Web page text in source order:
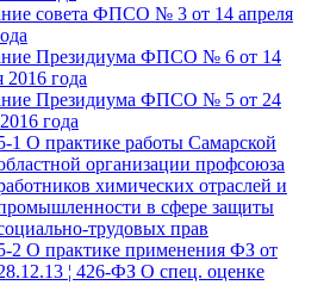
совета ФПСО № 3 от 14 апреля
Президиума ФПСО № 6 от 14
2016 года
Президиума ФПСО № 5 от 24
года
1 О практике работы Самарской
организации профсоюза
химических отраслей и
в сфере защиты
трудовых прав
2 О практике применения ФЗ от
¦ 426-ФЗ О спец. оценке